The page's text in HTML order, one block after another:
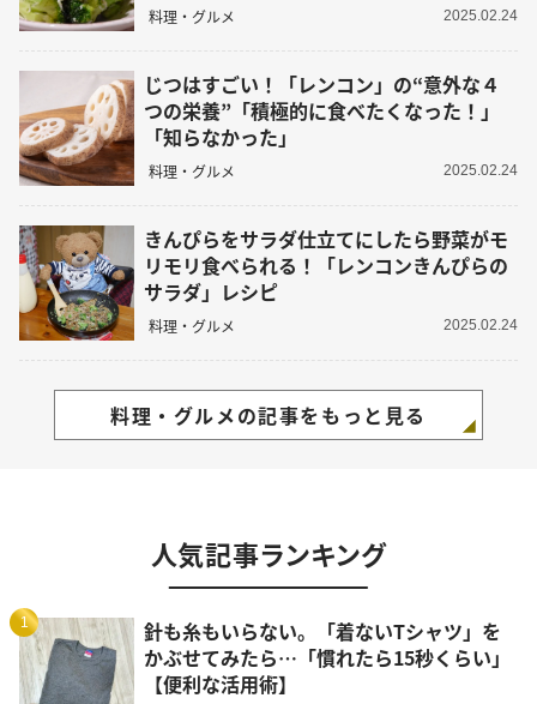
料理・グルメ 2025.02.24
じつはすごい！「レンコン」の“意外な４
つの栄養”「積極的に食べたくなった！」
「知らなかった」
料理・グルメ 2025.02.24
きんぴらをサラダ仕立てにしたら野菜がモ
リモリ食べられる！「レンコンきんぴらの
サラダ」レシピ
料理・グルメ 2025.02.24
料理・グルメの記事をもっと見る
人気記事ランキング
1
針も糸もいらない。「着ないTシャツ」を
かぶせてみたら…「慣れたら15秒くらい」
【便利な活用術】